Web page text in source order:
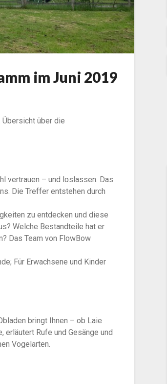
im Juni 2019
über die
vertrauen – und loslassen. Das
Die Treffer entstehen durch
zu entdecken und diese
Welche Bestandteile hat er
Das Team von FlowBow
Für Erwachsene und Kinder
bringt Ihnen – ob Laie
Rufe und Gesänge und
Vogelarten.